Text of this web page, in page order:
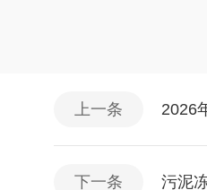
上一条 2026
下一条 污泥